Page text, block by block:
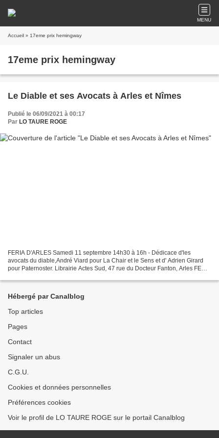
MENU
Accueil » 17eme prix hemingway
17eme prix hemingway
Le Diable et ses Avocats à Arles et Nîmes
Publié le 06/09/2021 à 00:17
Par LO TAURE ROGE
FERIA D'ARLES Samedi 11 septembre 14h30 à 16h - Dédicace d'les
avocats du diable,André Viard pour La Chair et le Sens et d' Adrien Girard
pour Paternoster. Librairie Actes Sud, 47 rue du Docteur Fanton, Arles FERIA
Hébergé par Canalblog
Top articles
Pages
Contact
Signaler un abus
C.G.U.
Cookies et données personnelles
Préférences cookies
Voir le profil de LO TAURE ROGE sur le portail Canalblog